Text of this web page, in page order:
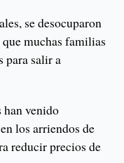
se desocuparon
muchas familias
para salir a
han venido
los arriendos de
reducir precios de